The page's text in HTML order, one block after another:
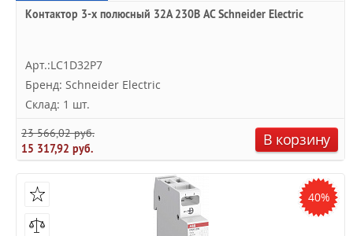
Контактор 3-х полюсный 32A 230В AC Schneider Electric
Арт.:LC1D32P7
Бренд: Schneider Electric
Склад: 1 шт.
23 566,02 руб.
15 317,92 руб.
В корзину
40%